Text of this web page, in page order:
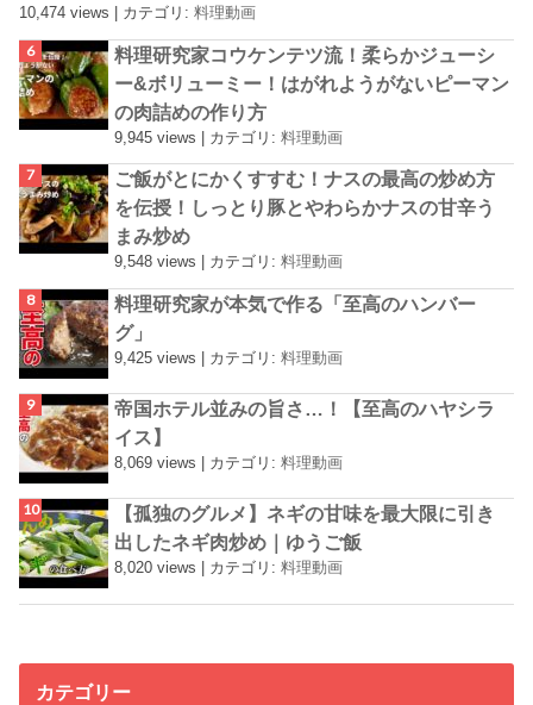
10,474 views カテゴリ:料理動画
料理研究家コウケンテツ流！柔らかジューシ
ー&ボリューミー！はがれようがないピーマン
の肉詰めの作り方
9,945 views カテゴリ:料理動画
ご飯がとにかくすすむ！ナスの最高の炒め方
を伝授！しっとり豚とやわらかナスの甘辛う
まみ炒め
9,548 views カテゴリ:料理動画
料理研究家が本気で作る「至高のハンバー
グ」
9,425 views | カテゴリ:料理動画
帝国ホテル並みの旨さ…！【至高のハヤシラ
イス】
8,069 views カテゴリ:料理動画
【孤独のグルメ】ネギの甘味を最大限に引き
出したネギ肉炒め｜ゆうご飯
8,020 views カテゴリ:料理動画
カテゴリー